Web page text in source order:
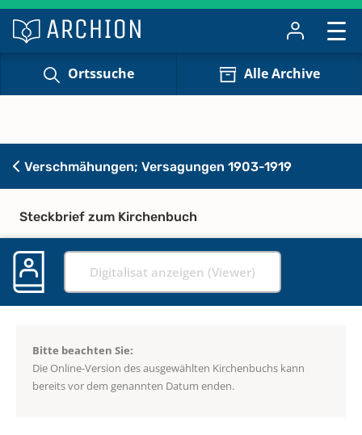
Ortssuche Alle Archive
Verschmähungen; Versagungen 1903-1919
Steckbrief zum Kirchenbuch
Digitalisat anzeigen (Viewer)
Bitte beachten Sie:
Die Online-Version des ausgewählten Kirchenbuchs kann
bereits vor dem genannten Datum enden.